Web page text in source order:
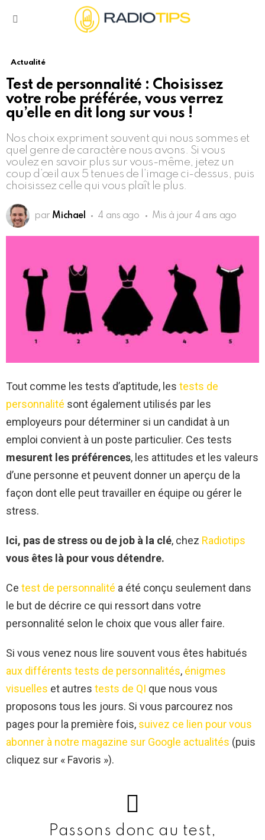
Actualité
Test de personnalité : Choisissez
votre robe préférée, vous verrez
qu’elle en dit long sur vous !
Nos choix expriment souvent qui nous sommes et
quel genre de caractère nous avons. Si vous
voulez en savoir plus sur vous-même, jetez un
coup d’œil aux 5 tenues de l’image ci-dessus, puis
choisissez celle qui vous plaît le plus.
par Michael 4 ans ago Mis à jour 4 ans ago
Tout comme les tests d’aptitude, les tests de
personnalité sont également utilisés par les
employeurs pour déterminer si un candidat à un
emploi convient à un poste particulier. Ces tests
mesurent les préférences, les attitudes et les valeurs
d’une personne et peuvent donner un aperçu de la
façon dont elle peut travailler en équipe ou gérer le
stress.
Ici, pas de stress ou de job à la clé, chez Radiotips
vous êtes là pour vous détendre.
Ce test de personnalité a été conçu seulement dans
le but de décrire ce qui ressort dans votre
personnalité selon le choix que vous aller faire.
Si vous venez nous lire souvent vous êtes habitués
aux différents tests de personnalités, énigmes
visuelles et autres tests de QI que nous vous
proposons tous les jours. Si vous parcourez nos
pages pour la première fois, suivez ce lien pour vous
abonner à notre magazine sur Google actualités (puis
cliquez sur « Favoris »).
Passons donc au test,